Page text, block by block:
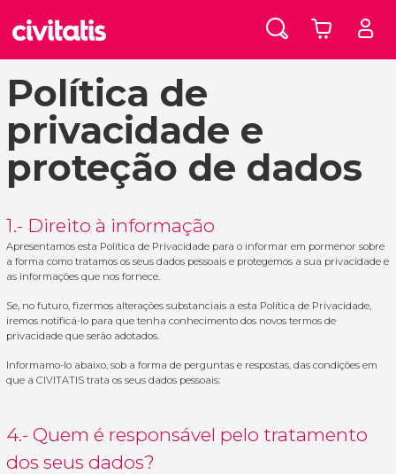
Política de
privacidade e
proteção de dados
1.- Direito à informação
Apresentamos esta Política de Privacidade para o informar em pormenor sobre
a forma como tratamos os seus dados pessoais e protegemos a sua privacidade e
as informações que nos fornece.
Se, no futuro, fizermos alterações substanciais a esta Política de Privacidade,
iremos notificá-lo para que tenha conhecimento dos novos termos de
privacidade que serão adotados.
Informamo-lo abaixo, sob a forma de perguntas e respostas, das condições em
que a CIVITATIS trata os seus dados pessoais:
4.- Quem é responsável pelo tratamento
dos seus dados?